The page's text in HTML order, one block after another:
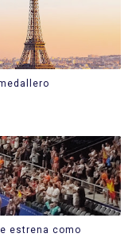
estrena como